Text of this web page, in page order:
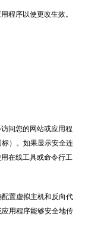
程序以使更改生效。
问您的网站或应用程
）。如果显示安全连
在线工具或命令行工
置虚拟主机和反向代
用程序能够安全地传